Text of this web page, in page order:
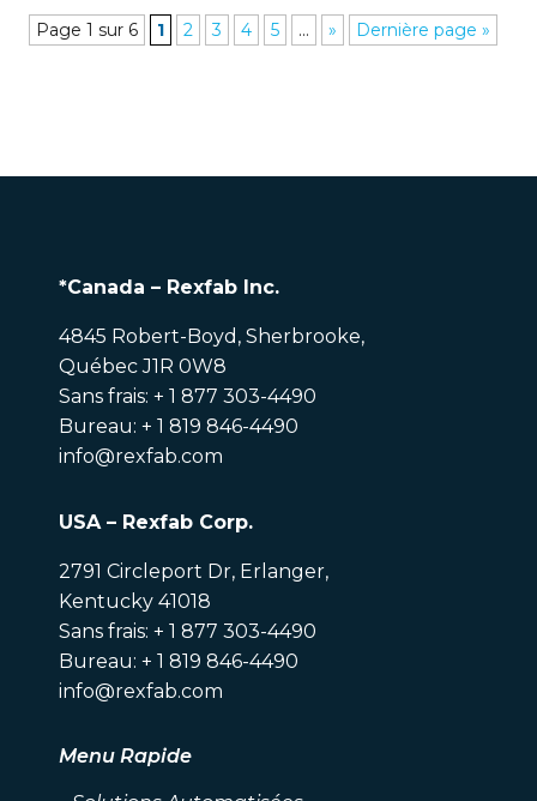
Page 1 sur 6 1 2 3 4 5 ... » Dernière page »
*Canada – Rexfab Inc.
4845 Robert-Boyd, Sherbrooke,
Québec J1R 0W8
Sans frais: + 1 877 303-4490
Bureau: + 1 819 846-4490
info@rexfab.com
USA – Rexfab Corp.
2791 Circleport Dr, Erlanger,
Kentucky 41018
Sans frais: + 1 877 303-4490
Bureau: + 1 819 846-4490
info@rexfab.com
Menu Rapide